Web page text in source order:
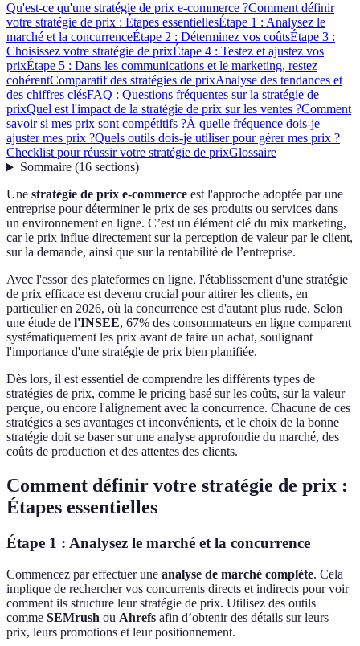
Qu'est-ce qu'une stratégie de prix e-commerce ?Comment définir
votre stratégie de prix : Étapes essentiellesÉtape 1 : Analysez le
marché et la concurrenceÉtape 2 : Déterminez vos coûtsÉtape 3 :
Choisissez votre stratégie de prixÉtape 4 : Testez et ajustez vos
prixÉtape 5 : Dans les communications et le marketing, restez
cohérentComparatif des stratégies de prixAnalyse des tendances et
des chiffres clésFAQ : Questions fréquentes sur la stratégie de
prixQuel est l'impact de la stratégie de prix sur les ventes ?Comment
savoir si mes prix sont compétitifs ?À quelle fréquence dois-je
ajuster mes prix ?Quels outils dois-je utiliser pour gérer mes prix ?
Checklist pour réussir votre stratégie de prixGlossaire
Sommaire(16 sections)
Une stratégie de prix e-commerce est l'approche adoptée par une
entreprise pour déterminer le prix de ses produits ou services dans
un environnement en ligne. C’est un élément clé du mix marketing,
car le prix influe directement sur la perception de valeur par le client,
sur la demande, ainsi que sur la rentabilité de l’entreprise.
Avec l'essor des plateformes en ligne, l'établissement d'une stratégie
de prix efficace est devenu crucial pour attirer les clients, en
particulier en 2026, où la concurrence est d'autant plus rude. Selon
une étude de l'INSEE, 67% des consommateurs en ligne comparent
systématiquement les prix avant de faire un achat, soulignant
l'importance d'une stratégie de prix bien planifiée.
Dès lors, il est essentiel de comprendre les différents types de
stratégies de prix, comme le pricing basé sur les coûts, sur la valeur
perçue, ou encore l'alignement avec la concurrence. Chacune de ces
stratégies a ses avantages et inconvénients, et le choix de la bonne
stratégie doit se baser sur une analyse approfondie du marché, des
coûts de production et des attentes des clients.
Comment définir votre stratégie de prix :
Étapes essentielles
Étape 1 : Analysez le marché et la concurrence
Commencez par effectuer une analyse de marché complète. Cela
implique de rechercher vos concurrents directs et indirects pour voir
comment ils structure leur stratégie de prix. Utilisez des outils
comme SEMrush ou Ahrefs afin d’obtenir des détails sur leurs
prix, leurs promotions et leur positionnement.